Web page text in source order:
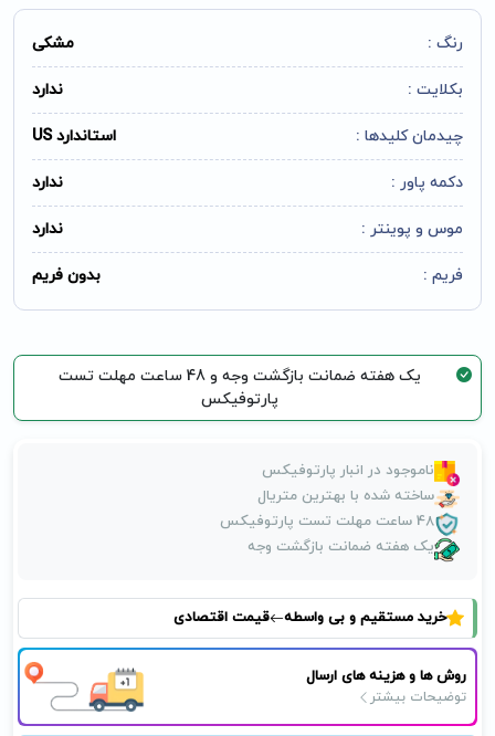
رنگ : مشکی
بکلایت : ندارد
چیدمان کلیدها : استاندارد US
دکمه پاور : ندارد
موس و پوینتر : ندارد
فریم : بدون فریم
یک هفته ضمانت بازگشت وجه و 48 ساعت مهلت تست
پارتوفیکس
ناموجود در انبار پارتوفیکس
ساخته شده با بهترین متریال
48 ساعت مهلت تست پارتوفیکس
یک هفته ضمانت بازگشت وجه
خرید مستقیم و بی واسطه قیمت اقتصادی
روش ها و هزینه های ارسال
توضیحات بیشتر